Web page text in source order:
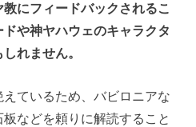
にフィードバックされるこ
や神ヤハウェのキャラクタ
れません。
ているため、バビロニアな
などを頼りに解読すること